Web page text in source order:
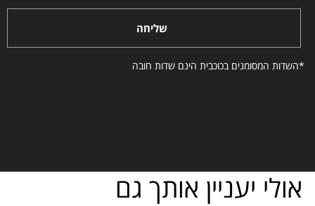
שליחה
*השדות המסומנים בכוכבית הינם שדות חובה
אולי יעניין אותך גם